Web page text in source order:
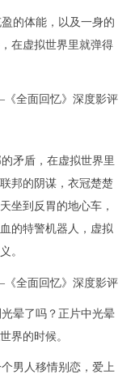
的体能，以及一身的
在虚拟世界里就弹得
矛盾，在虚拟世界里
邦的阴谋，衣冠楚楚
坐到反胃的地心车，
的特警机器人，虚拟
。
晕了吗？正片中光晕
界的时候。
男人移情别恋，爱上